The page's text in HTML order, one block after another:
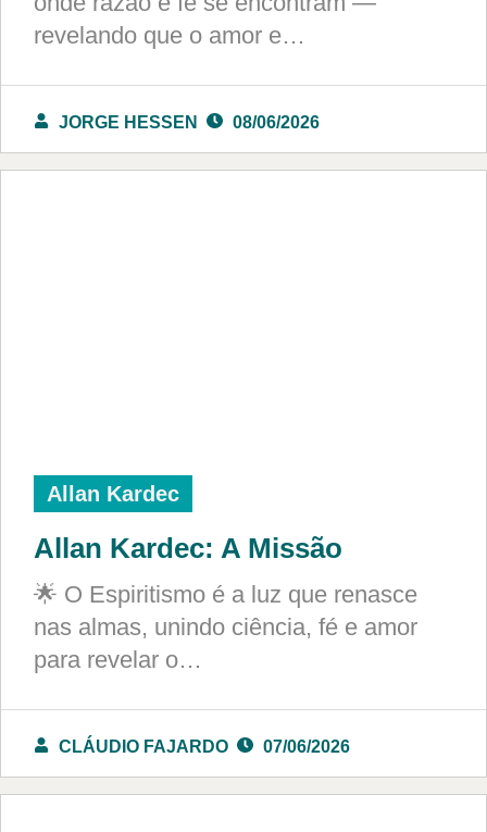
revelando que o amor e…
JORGE HESSEN 08/06/2026
Allan Kardec
Allan Kardec: A Missão
🌟 O Espiritismo é a luz que renasce
nas almas, unindo ciência, fé e amor
para revelar o…
CLÁUDIO FAJARDO 07/06/2026